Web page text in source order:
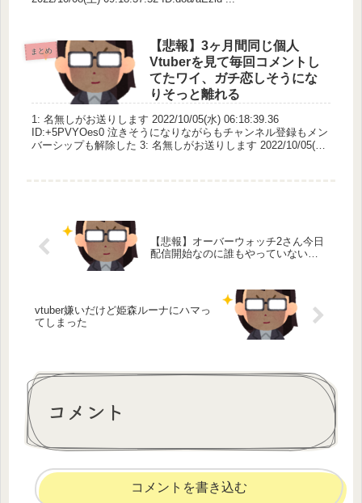
まとめ
【悲報】3ヶ月間同じ個人
Vtuberを見て毎回コメントし
てたワイ、ガチ恋しそうにな
りそっと離れる
1: 名無しがお送りします 2022/10/05(水) 06:18:39.36
ID:+5PVYOes0 泣きそうになりながらもチャンネル登録もメン
バーシップも解除した 3: 名無しがお送りします 2022/10/05(水)
【悲報】オーバーウォッチ2さん今日
配信開始なのに誰もやっていない…
vtuber嫌いだけど姫森ルーナにハマっ
てしまった
コメント
コメントを書き込む